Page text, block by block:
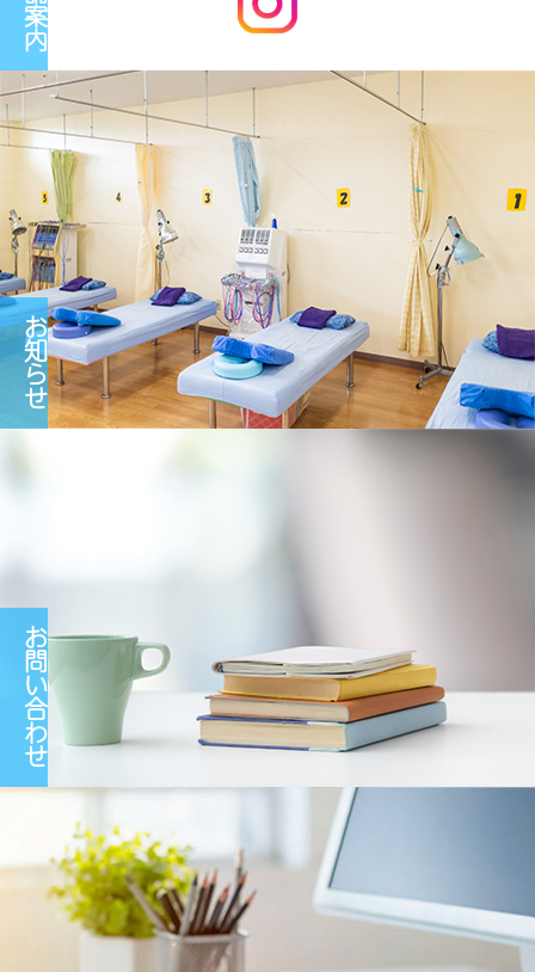
案
内
お
知
ら
せ
お
問
い
合
わ
せ